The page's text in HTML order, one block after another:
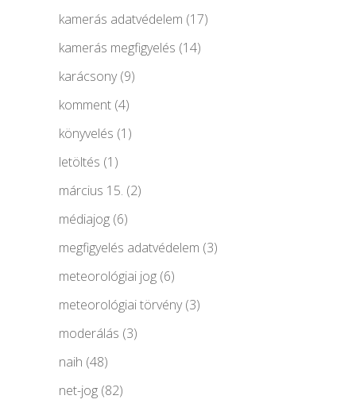
kamerás adatvédelem (17)
kamerás megfigyelés (14)
karácsony(9)
komment (4)
könyvelés (1)
letöltés (1)
március 15. (2)
médiajog (6)
megfigyelés adatvédelem (3)
meteorológiai jog (6)
meteorológiai törvény(3)
moderálás (3)
naih (48)
net-jog (82)